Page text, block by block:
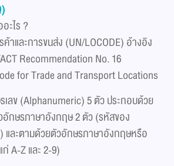
ะไร ?​
าและการขนส่ง (UN/LOCODE) อ้างอิง
Recommendation No. 16
for Trade and Transport Locations
เลข (Alphanumeric) 5 ตัว ประกอบด้วย
อักษรภาษาอังกฤษ 2 ตัว (รหัสของ
และตามด้วยตัวอักษรภาษาอังกฤษหรือ
A-Z และ 2-9)